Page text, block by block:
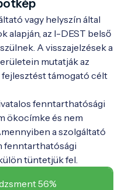
vagy helyszín által
alapján, az I-DEST belső
A visszajelzések a
mutatják az
fejlesztést támogató célt
fenntarthatósági
ökocímke és nem
a szolgáltató
fenntarthatósági
tüntetjük fel.
56%